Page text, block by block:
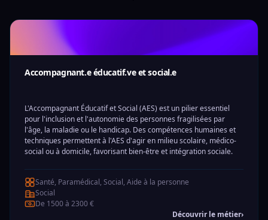
Accompagnant.e éducatif.ve et social.e
L'Accompagnant Éducatif et Social (AES) est un pilier essentiel
pour l'inclusion et l'autonomie des personnes fragilisées par
l'âge, la maladie ou le handicap. Des compétences humaines et
techniques permettent à l'AES d'agir en milieu scolaire, médico-
social ou à domicile, favorisant bien-être et intégration sociale.
Santé, Paramédical, Social, Aide à la personne
Social
De 1500 à 2300 €
Découvrir le métier›